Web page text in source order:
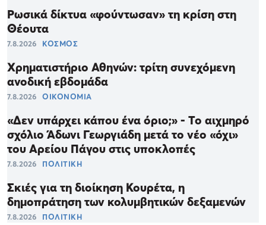
Ρωσικά δίκτυα «φούντωσαν» τη κρίση στη
Θέουτα
7.8.2026 ΚΟΣΜΟΣ
Χρηματιστήριο Αθηνών: τρίτη συνεχόμενη
ανοδική εβδομάδα
7.8.2026 ΟΙΚΟΝΟΜΙΑ
«Δεν υπάρχει κάπου ένα όριο;» - Το αιχμηρό
σχόλιο Άδωνι Γεωργιάδη μετά το νέο «όχι»
του Αρείου Πάγου στις υποκλοπές
7.8.2026 ΠΟΛΙΤΙΚΗ
Σκιές για τη διοίκηση Κουρέτα, η
δημοπράτηση των κολυμβητικών δεξαμενών
7.8.2026 ΠΟΛΙΤΙΚΗ